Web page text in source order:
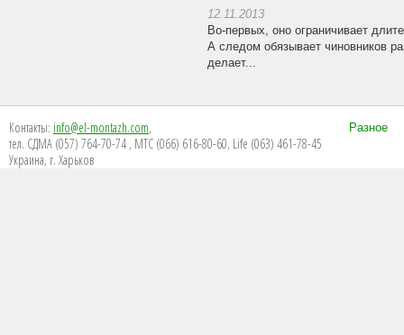
12.11.2013
Во-первых, оно ограничивает
А следом обязывает чиновников
делает...
Контакты: info@el-montazh.com,
тел. СДМА (057) 764-70-74 , МТС (066) 616-80-60, Life (063) 461-78-45
Украина, г. Харьков
Разное